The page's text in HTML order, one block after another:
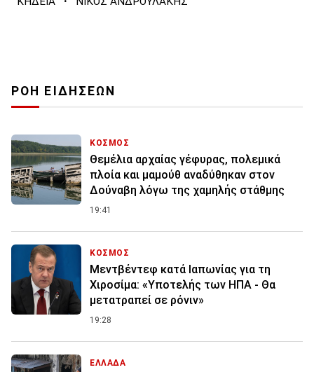
ΡΟΗ ΕΙΔΗΣΕΩΝ
ΚΟΣΜΟΣ
Θεμέλια αρχαίας γέφυρας, πολεμικά
πλοία και μαμούθ αναδύθηκαν στον
Δούναβη λόγω της χαμηλής στάθμης
19:41
ΚΟΣΜΟΣ
Μεντβέντεφ κατά Ιαπωνίας για τη
Χιροσίμα: «Υποτελής των ΗΠΑ - Θα
μετατραπεί σε ρόνιν»
19:28
ΕΛΛΑΔΑ